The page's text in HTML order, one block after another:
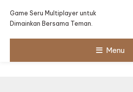
Game Seru Multiplayer untuk
Dimainkan Bersama Teman.
Menu